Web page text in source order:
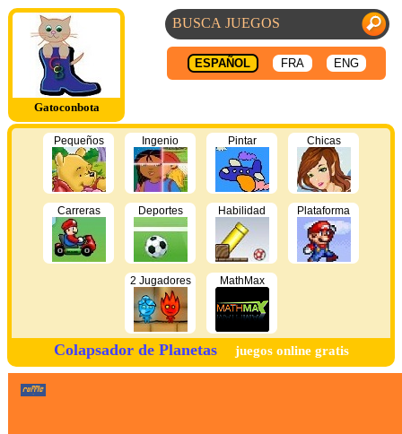
Gatoconbota
ESPAÑOL FRA ENG
Pequeños Ingenio Pintar Chicas
Carreras Deportes Habilidad Plataforma
2 Jugadores MathMax
Colapsador de Planetas juegos online gratis